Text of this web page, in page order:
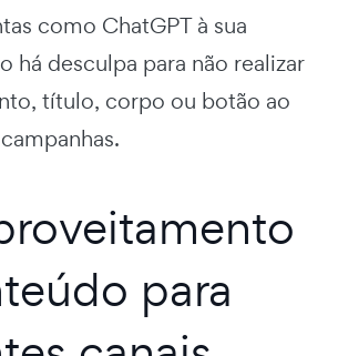
como ChatGPT à sua
há desculpa para não realizar
título, corpo ou botão ao
para